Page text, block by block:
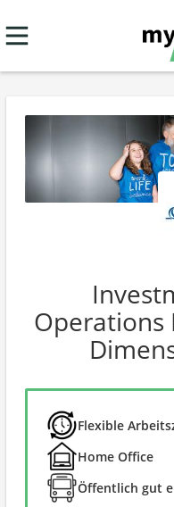
Operations
Flexible
Home Office
Öffentlich gut